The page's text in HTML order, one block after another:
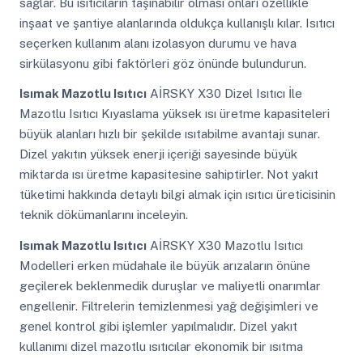
inşaat ve şantiye alanlarında oldukça kullanışlı kılar. Isıtıcı
seçerken kullanım alanı izolasyon durumu ve hava
sirkülasyonu gibi faktörleri göz önünde bulundurun.
Isımak Mazotlu IsıtıcıAİRSKY X30 Dizel Isıtıcı İle
Mazotlu Isıtıcı Kıyaslama yüksek ısı üretme kapasiteleri
büyük alanları hızlı bir şekilde ısıtabilme avantajı sunar.
Dizel yakıtın yüksek enerji içeriği sayesinde büyük
miktarda ısı üretme kapasitesine sahiptirler. Not yakıt
tüketimi hakkında detaylı bilgi almak için ısıtıcı üreticisinin
teknik dökümanlarını inceleyin.
Isımak Mazotlu IsıtıcıAİRSKY X30 Mazotlu Isıtıcı
Modelleri erken müdahale ile büyük arızaların önüne
geçilerek beklenmedik duruşlar ve maliyetli onarımlar
engellenir. Filtrelerin temizlenmesi yağ değişimleri ve
genel kontrol gibi işlemler yapılmalıdır. Dizel yakıt
kullanımı dizel mazotlu ısıtıcılar ekonomik bir ısıtma